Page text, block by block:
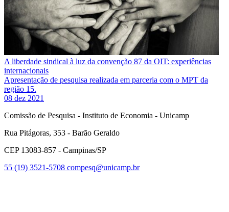
A liberdade sindical à luz da convenção 87 da OIT: experiências
internacionais
Apresentação de pesquisa realizada em parceria com o MPT da
região 15.
08 dez 2021
Comissão de Pesquisa - Instituto de Economia - Unicamp
Rua Pitágoras, 353 - Barão Geraldo
CEP 13083-857 - Campinas/SP
55 (19) 3521-5708 compesq@unicamp.br